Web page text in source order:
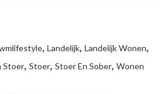
, Landelijk, Landelijk Wonen,
Stoer, Stoer, Stoer En Sober, Wonen